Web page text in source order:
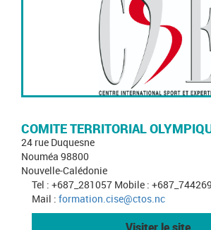
COMITE TERRITORIAL
24 rue Duquesne
Nouméa 98800
Nouvelle-Calédonie
Tel : +687_281057 Mobile : +687_744269
Mail : formation.cise@ctos.nc